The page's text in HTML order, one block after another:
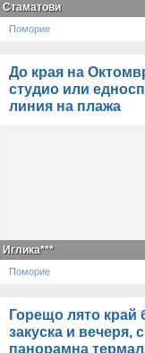
Стаматови
Поморие
До края на
студио или
линия на плажа
Иглика***
Поморие
Горещо лято край
закуска и вечеря,
панорамна